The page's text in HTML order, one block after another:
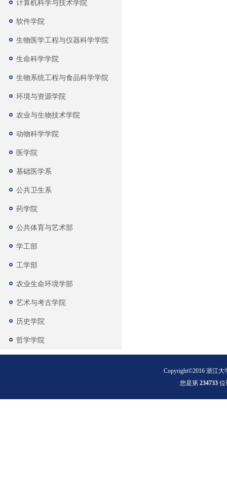
计算机科学与技术学院
软件学院
生物医学工程与仪器科学学院
生命科学学院
生物系统工程与食品科学学院
环境与资源学院
农业与生物技术学院
动物科学学院
医学院
基础医学系
公共卫生系
药学院
公共体育与艺术部
学工部
工学部
农业生命环境学部
艺术与考古学院
历史学院
哲学学院
Copyright©2016 浙江大
您是第234733 位